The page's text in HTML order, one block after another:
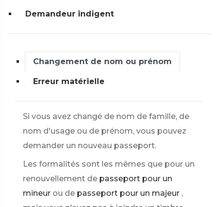
Demandeur indigent
Changement de nom ou prénom
Erreur matérielle
Si vous avez changé de nom de famille, de
nom d'usage ou de prénom, vous pouvez
demander un nouveau passeport.
Les formalités sont les mêmes que pour un
renouvellement de passeport pour un
mineur ou de passeport pour un majeur ,